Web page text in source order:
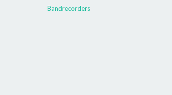
Bandrecorders